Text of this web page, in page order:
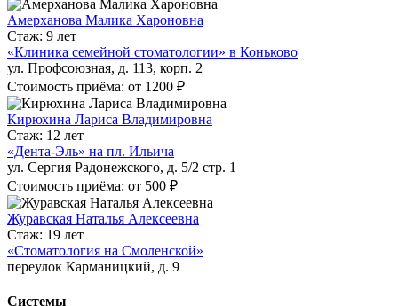
Амерханова Малика Хароновна
Стаж: 9 лет
«Клиника семейной стоматологии» в Коньково
ул. Профсоюзная, д. 113, корп. 2
Стоимость приёма: от 1200 ₽
Кирюхина Лариса Владимировна
Стаж: 12 лет
«Дента-Эль» на пл. Ильича
ул. Сергия Радонежского, д. 5/2 стр. 1
Стоимость приёма: от 500 ₽
Журавская Наталья Алексеевна
Стаж: 19 лет
«Стоматология на Смоленской»
переулок Карманицкий, д. 9
Системы